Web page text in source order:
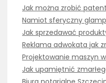
Jak można zrobić
Namiot sferyczny
Jak sprzedawać
Reklama adwokata jak
Projektowanie maszyn
Jak upamiętnić